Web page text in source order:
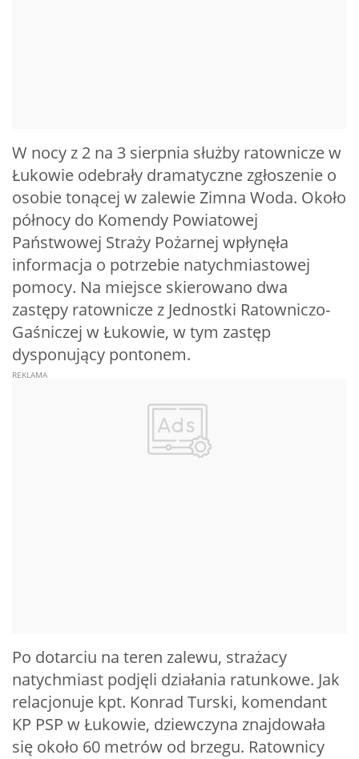
W nocy z 2 na 3 sierpnia służby ratownicze w
Łukowie odebrały dramatyczne zgłoszenie o
osobie tonącej w zalewie Zimna Woda. Około
północy do Komendy Powiatowej
Państwowej Straży Pożarnej wpłynęła
informacja o potrzebie natychmiastowej
pomocy. Na miejsce skierowano dwa
zastępy ratownicze z Jednostki Ratowniczo-
Gaśniczej w Łukowie, w tym zastęp
dysponujący pontonem.
Po dotarciu na teren zalewu, strażacy
natychmiast podjęli działania ratunkowe. Jak
relacjonuje kpt. Konrad Turski, komendant
KP PSP w Łukowie, dziewczyna znajdowała
się około 60 metrów od brzegu. Ratownicy